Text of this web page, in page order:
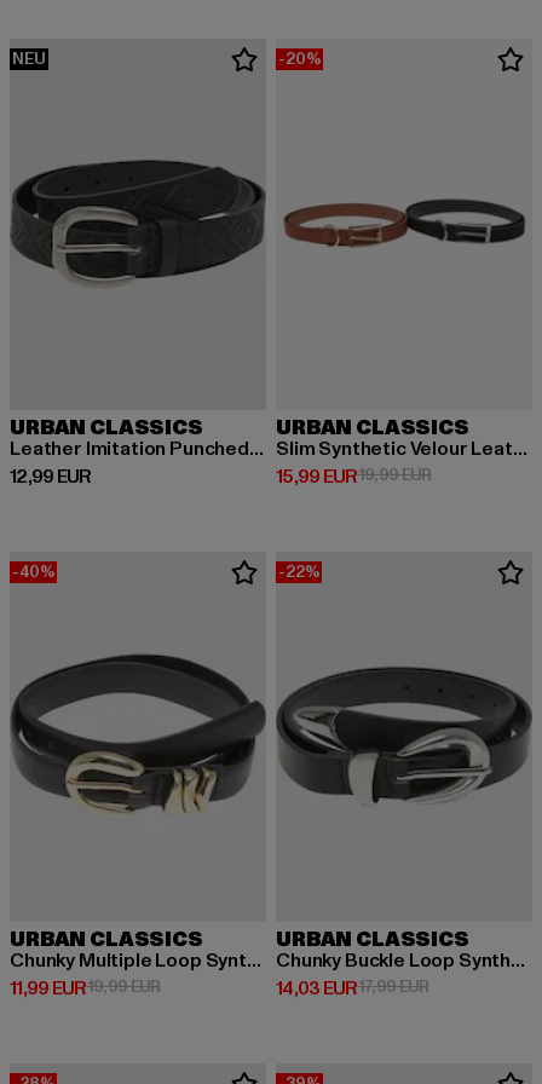
NEU
URBAN CLASSICS
Leather Imitation Punched Pattern
12,99 EUR
Derzeitiger Preis: 12,99 EUR
-20%
URBAN CLASSICS
Slim Synthetic Velour Leather Belt 2-Pack
15,99 EUR
Derzeitiger Preis: 15,99 EUR
19,99 EURAktionspreis:
-40%
URBAN CLASSICS
Chunky Multiple Loop Synthetic Leather
11,99 EUR
Derzeitiger Preis: 11,99 EUR
19,99 EURAktionspreis: 19,99 EUR
-22%
URBAN CLASSICS
Chunky Buckle Loop Synthetic Leather
14,03 EUR
Derzeitiger Preis: 14,03 EUR
17,99 EURAktionspreis: